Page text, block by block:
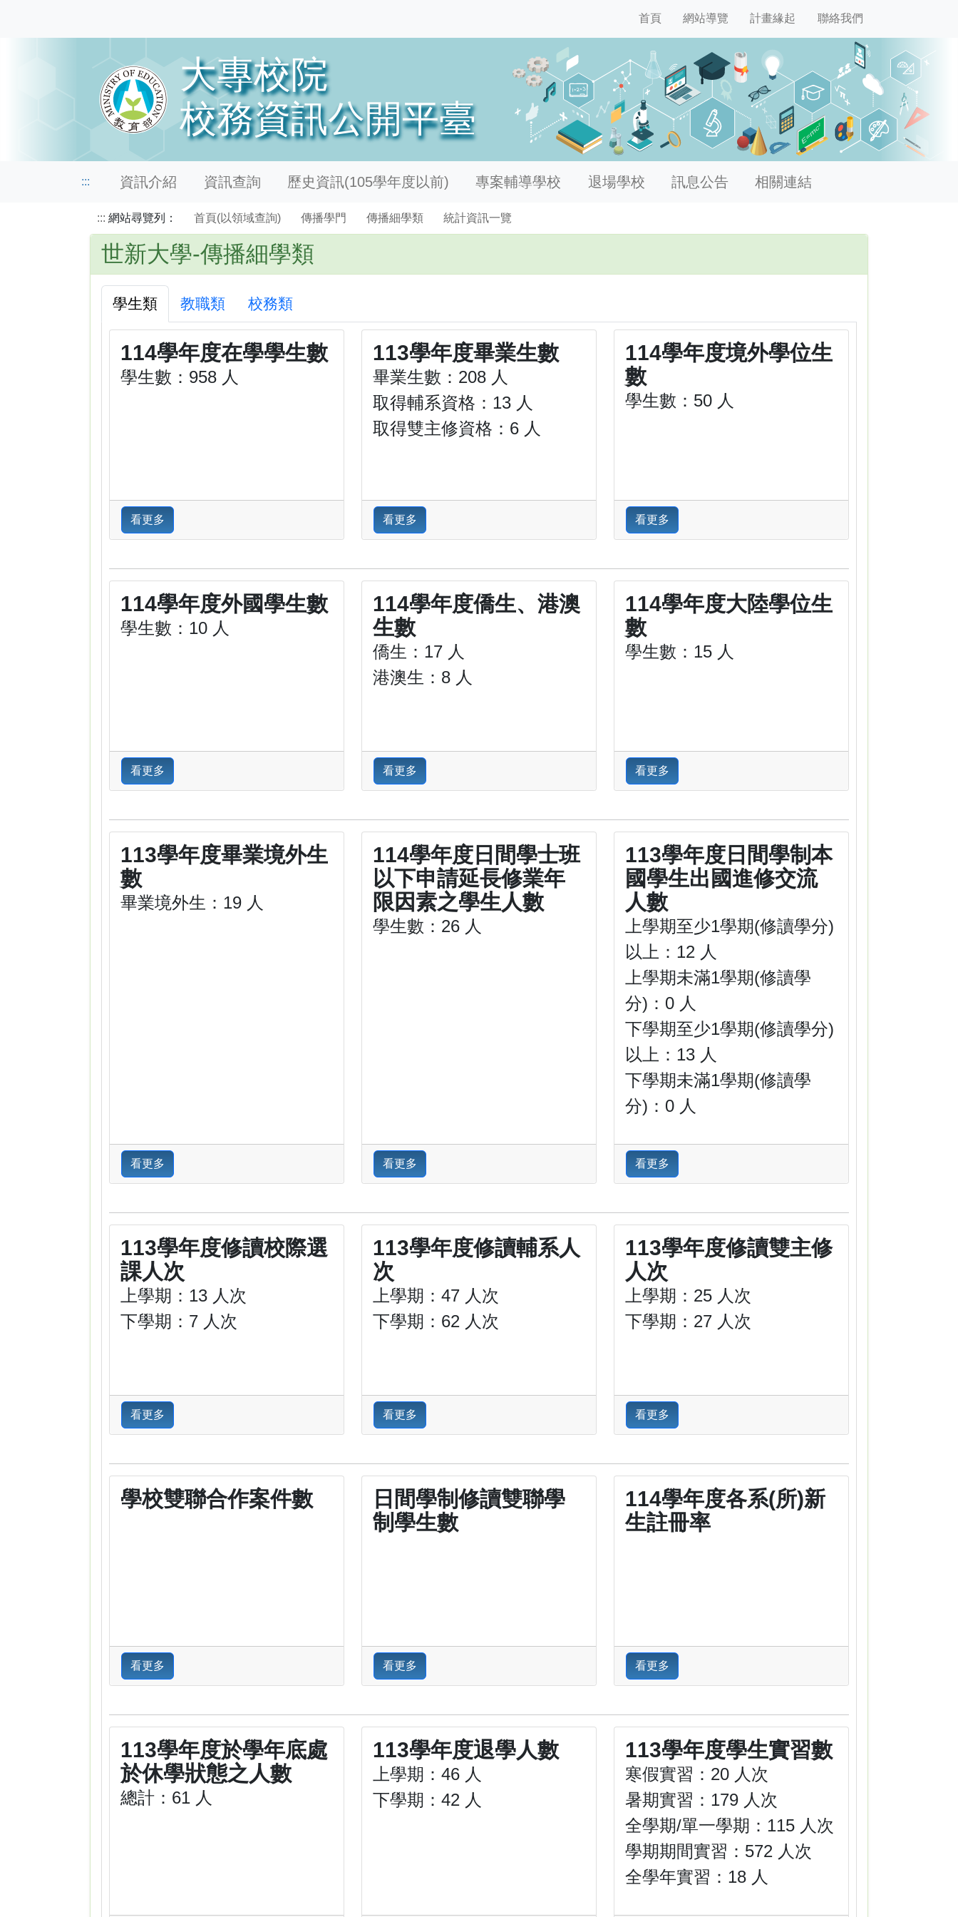
首頁 網站導覽 計畫緣起 聯絡我們
::: 資訊介紹 資訊查詢 歷史資訊(105學年度以前) 專案輔導學校 退場學校 訊息公告 相關連結
::: 網站尋覽列： 首頁(以領域查詢) 傳播學門 傳播細學類 統計資訊一覽
世新大學-傳播細學類
學生類 教職類 校務類
114學年度在學學生數
學生數：958 人
看更多
113學年度畢業生數
畢業生數：208 人
取得輔系資格：13 人
取得雙主修資格：6 人
看更多
114學年度境外學位生
數
學生數：50 人
看更多
114學年度外國學生數
學生數：10 人
看更多
114學年度僑生、港澳
生數
僑生：17 人
港澳生：8 人
看更多
114學年度大陸學位生
數
學生數：15 人
看更多
113學年度畢業境外生
數
畢業境外生：19 人
看更多
114學年度日間學士班
以下申請延長修業年
限因素之學生人數
學生數：26 人
看更多
113學年度日間學制本
國學生出國進修交流
人數
上學期至少1學期(修讀學分)
以上：12 人
上學期未滿1學期(修讀學
分)：0 人
下學期至少1學期(修讀學分)
以上：13 人
下學期未滿1學期(修讀學
分)：0 人
看更多
113學年度修讀校際選
課人次
上學期：13 人次
下學期：7 人次
看更多
113學年度修讀輔系人
次
上學期：47 人次
下學期：62 人次
看更多
113學年度修讀雙主修
人次
上學期：25 人次
下學期：27 人次
看更多
學校雙聯合作案件數
看更多
日間學制修讀雙聯學
制學生數
看更多
114學年度各系(所)新
生註冊率
看更多
113學年度於學年底處
於休學狀態之人數
總計：61 人
113學年度退學人數
上學期：46 人
下學期：42 人
113學年度學生實習數
寒假實習：20 人次
暑期實習：179 人次
全學期/單一學期：115 人次
學期期間實習：572 人次
全學年實習：18 人